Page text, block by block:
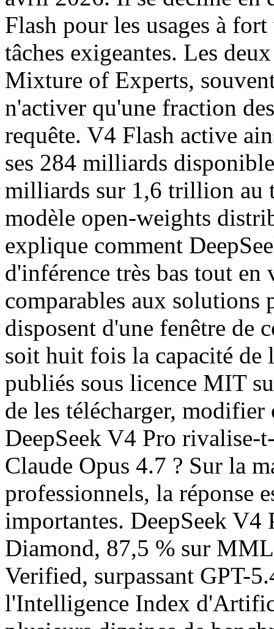
Flash pour les usages à
tâches exigeantes. Les
Mixture of Experts,
n'activer qu'une fraction
requête. V4 Flash active
ses 284 milliards
milliards sur 1,6 trillion au
modèle open-weights
explique comment
d'inférence très bas tout en
comparables aux solutions
disposent d'une fenêtre de
soit huit fois la capacité de
publiés sous licence MIT
de les télécharger,
DeepSeek V4 Pro rivalise-
Claude Opus 4.7 ? Sur la
professionnels, la réponse
importantes. DeepSeek
Diamond, 87,5 % sur
Verified, surpassant GPT-
l'Intelligence Index